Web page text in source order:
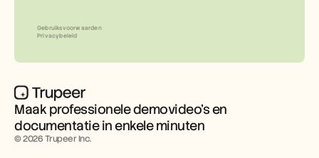
Maak professionele demovideo’s en
documentatie in enkele minuten
© 2026 Trupeer Inc.
Gebruiksvoorwaarden
Privacybeleid